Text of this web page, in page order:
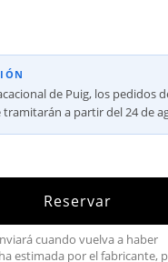
de Puig, los pedidos
a partir del 24 de
Reservar
cuando vuelva a haber
estimada por el fabricante,